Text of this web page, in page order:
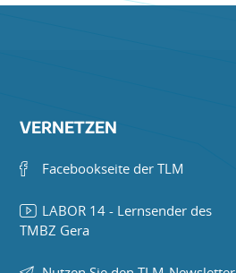
VERNETZEN
Facebookseite der TLM
LABOR 14 - Lernsender des
TMBZ Gera